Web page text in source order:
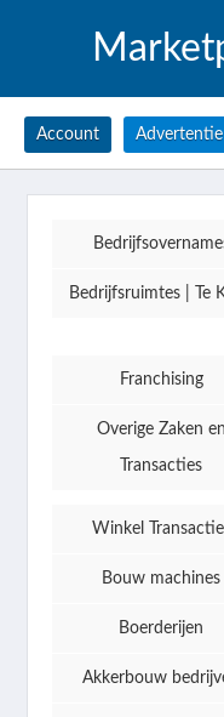
Account Advertentie
Bedrijfsruimtes | Te
Franchising
Overige Zaken en
Transacties
Winkel
Bouw machines
Boerderijen
Akkerbouw